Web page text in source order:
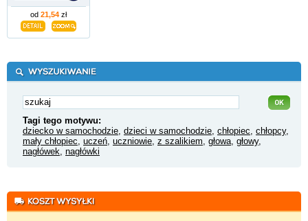
od 21,54 zł
Tagi tego motywu:
dziecko w samochodzie dzieci w samochodzie chłopiec chłopcy,
mały chłopiec uczeń uczniowie z szalikiem głowa głowy,
nagłówek nagłówki